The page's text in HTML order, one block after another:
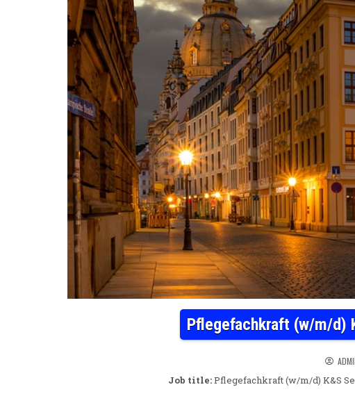
Pflegefachkraft (w/m/d)
Job title:Pflegefachkraft (w/m/d) K&S